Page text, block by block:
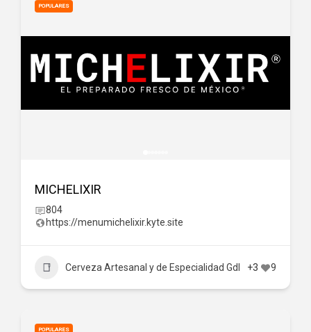
POPULARES
MICHELIXIR
804
https://menumichelixir.kyte.site
Cerveza Artesanal y de Especialidad Gdl +3 9
POPULARES